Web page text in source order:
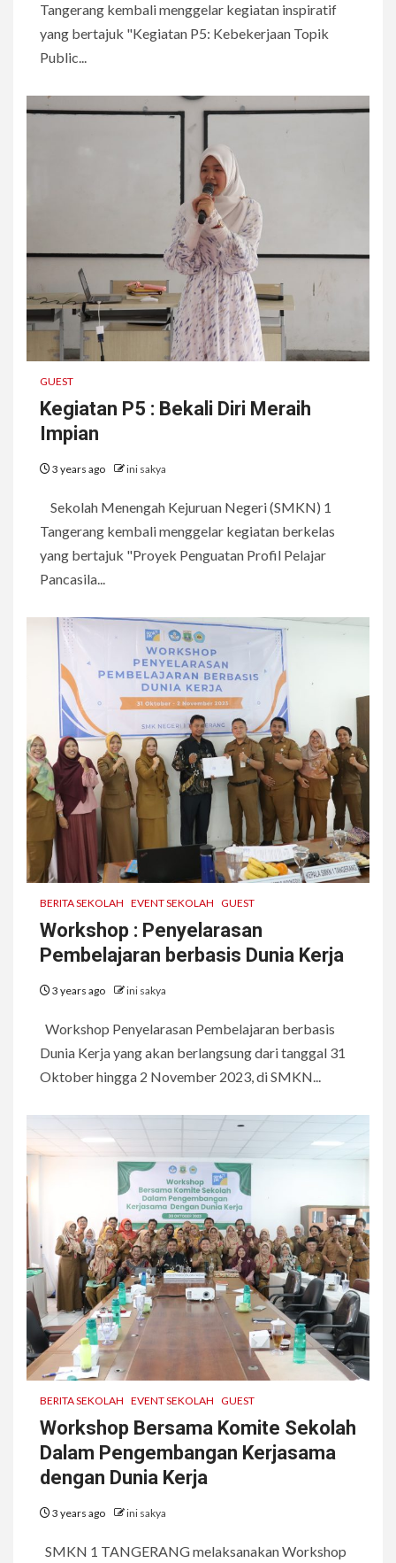
Tangerang kembali menggelar kegiatan inspiratif
yang bertajuk "Kegiatan P5: Kebekerjaan Topik
Public...
GUEST
Kegiatan P5 : Bekali Diri Meraih
Impian
3 years ago ini sakya
Sekolah Menengah Kejuruan Negeri (SMKN) 1
Tangerang kembali menggelar kegiatan berkelas
yang bertajuk "Proyek Penguatan Profil Pelajar
Pancasila...
BERITA SEKOLAH EVENT SEKOLAH GUEST
Workshop : Penyelarasan
Pembelajaran berbasis Dunia Kerja
3 years ago ini sakya
Workshop Penyelarasan Pembelajaran berbasis
Dunia Kerja yang akan berlangsung dari tanggal 31
Oktober hingga 2 November 2023, di SMKN...
BERITA SEKOLAH EVENT SEKOLAH GUEST
Workshop Bersama Komite Sekolah
Dalam Pengembangan Kerjasama
dengan Dunia Kerja
3 years ago ini sakya
SMKN 1 TANGERANG melaksanakan Workshop